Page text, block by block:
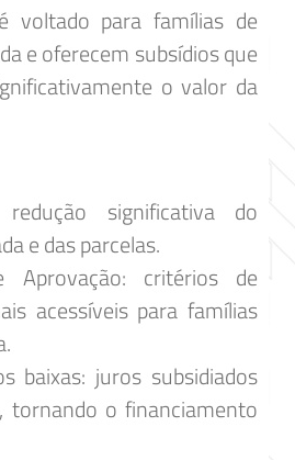
voltado para famílias de
e oferecem subsídios que
o valor da
redução significativa do
e das parcelas.
Aprovação: critérios de
acessíveis para famílias
baixas: juros subsidiados
tornando o financiamento